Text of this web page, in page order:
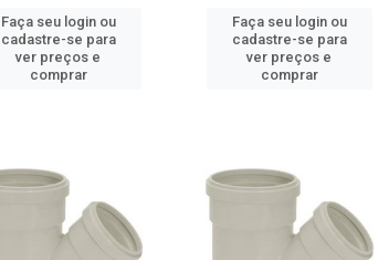
Faça seu login ou
cadastre-se para
ver preços e
comprar
Faça seu login ou
cadastre-se para
ver preços e
comprar